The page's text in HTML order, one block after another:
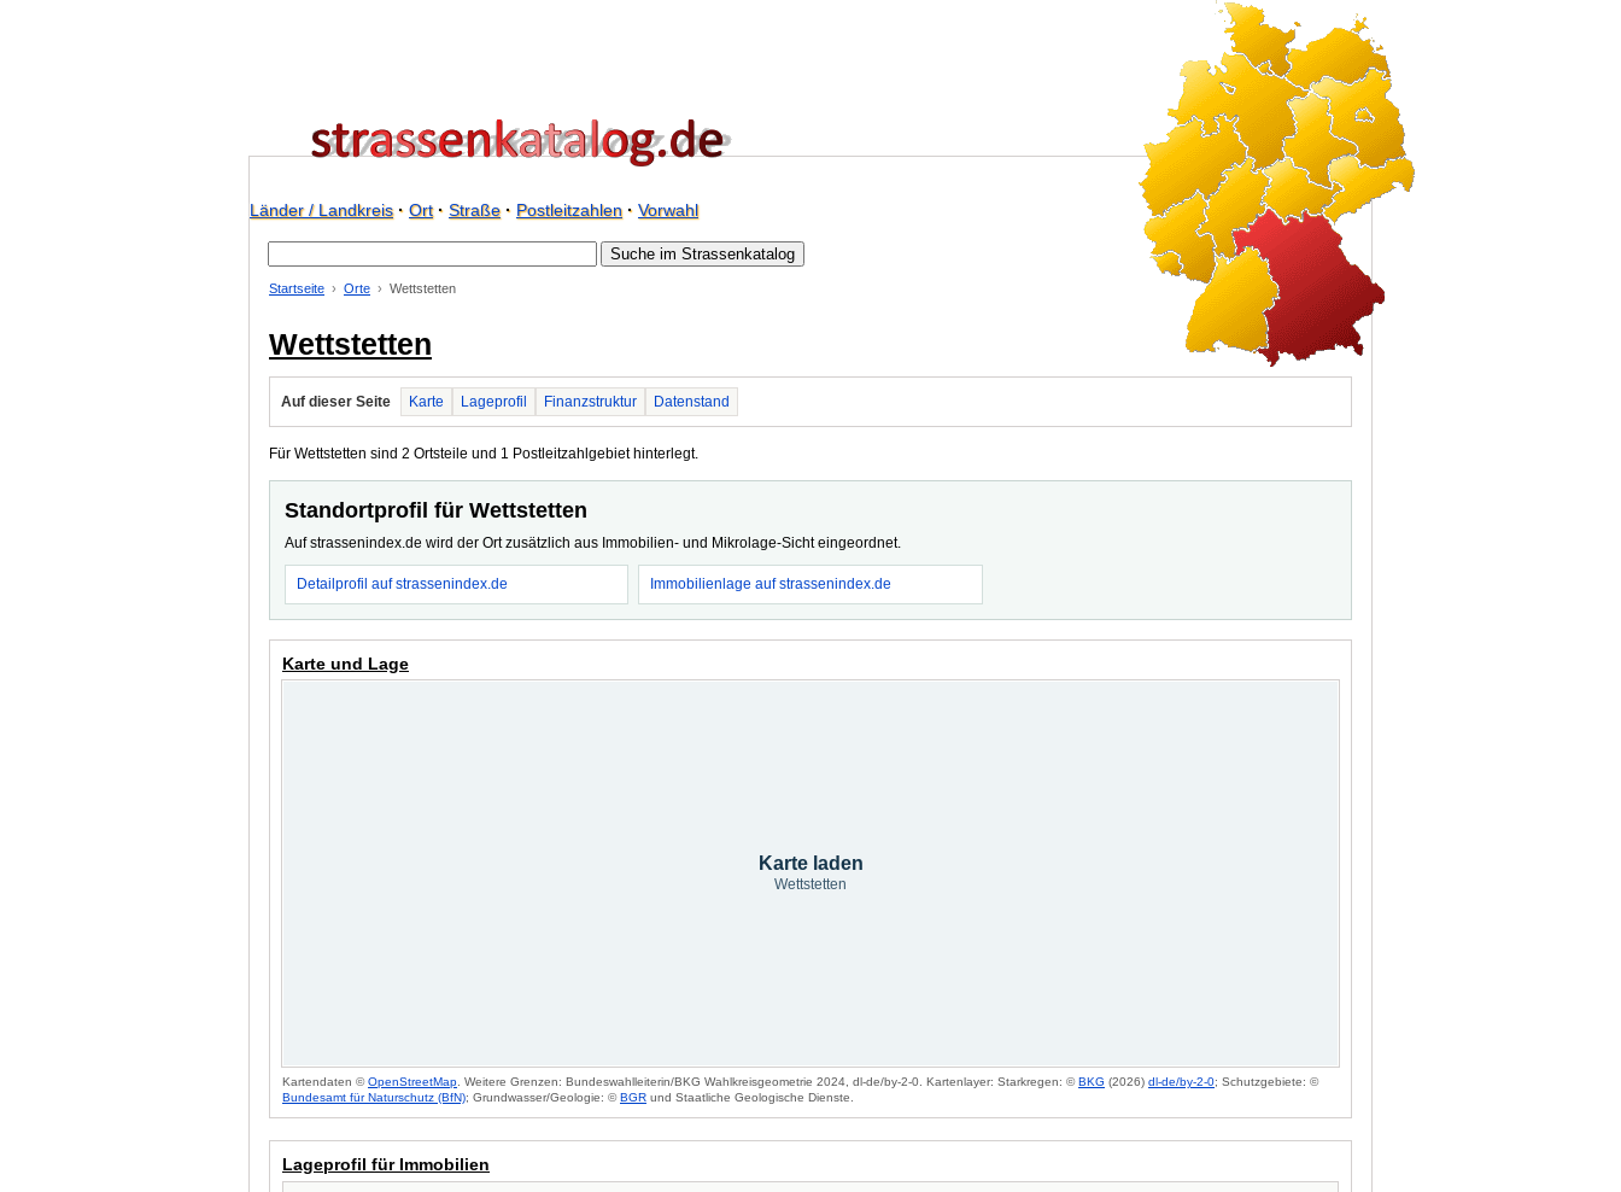
Länder / Landkreis· Ort· Straße· Postleitzahlen· Vorwahl
Startseite Orte Wettstetten
Wettstetten
Auf dieser Seite Karte Lageprofil Finanzstruktur Datenstand
Für Wettstetten sind 2 Ortsteile und 1 Postleitzahlgebiet hinterlegt.
Standortprofil für Wettstetten
Auf strassenindex.de wird der Ort zusätzlich aus Immobilien- und Mikrolage-Sicht eingeordnet.
Detailprofil auf strassenindex.de Immobilienlage auf strassenindex.de
Karte und Lage
Karte laden
Wettstetten
Kartendaten ©OpenStreetMap . Weitere Grenzen: Bundeswahlleiterin/BKG Wahlkreisgeometrie 2024, dl-de/by-2-0. Kartenlayer: Starkregen: ©BKG (2026) dl-de/by-2-0; Schutzgebiete: ©
Bundesamt für Naturschutz (BfN); Grundwasser/Geologie: ©BGR und Staatliche Geologische Dienste.
Lageprofil für Immobilien